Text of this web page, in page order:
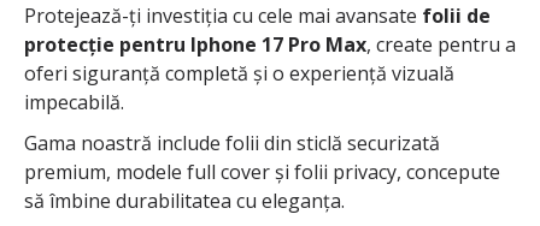
Protejează-ți investiția cu cele mai avansate folii de
protecție pentru Iphone 17 Pro Max, create pentru a
oferi siguranță completă și o experiență vizuală
impecabilă.
Gama noastră include folii din sticlă securizată
premium, modele full cover și folii privacy, concepute
să îmbine durabilitatea cu eleganța.